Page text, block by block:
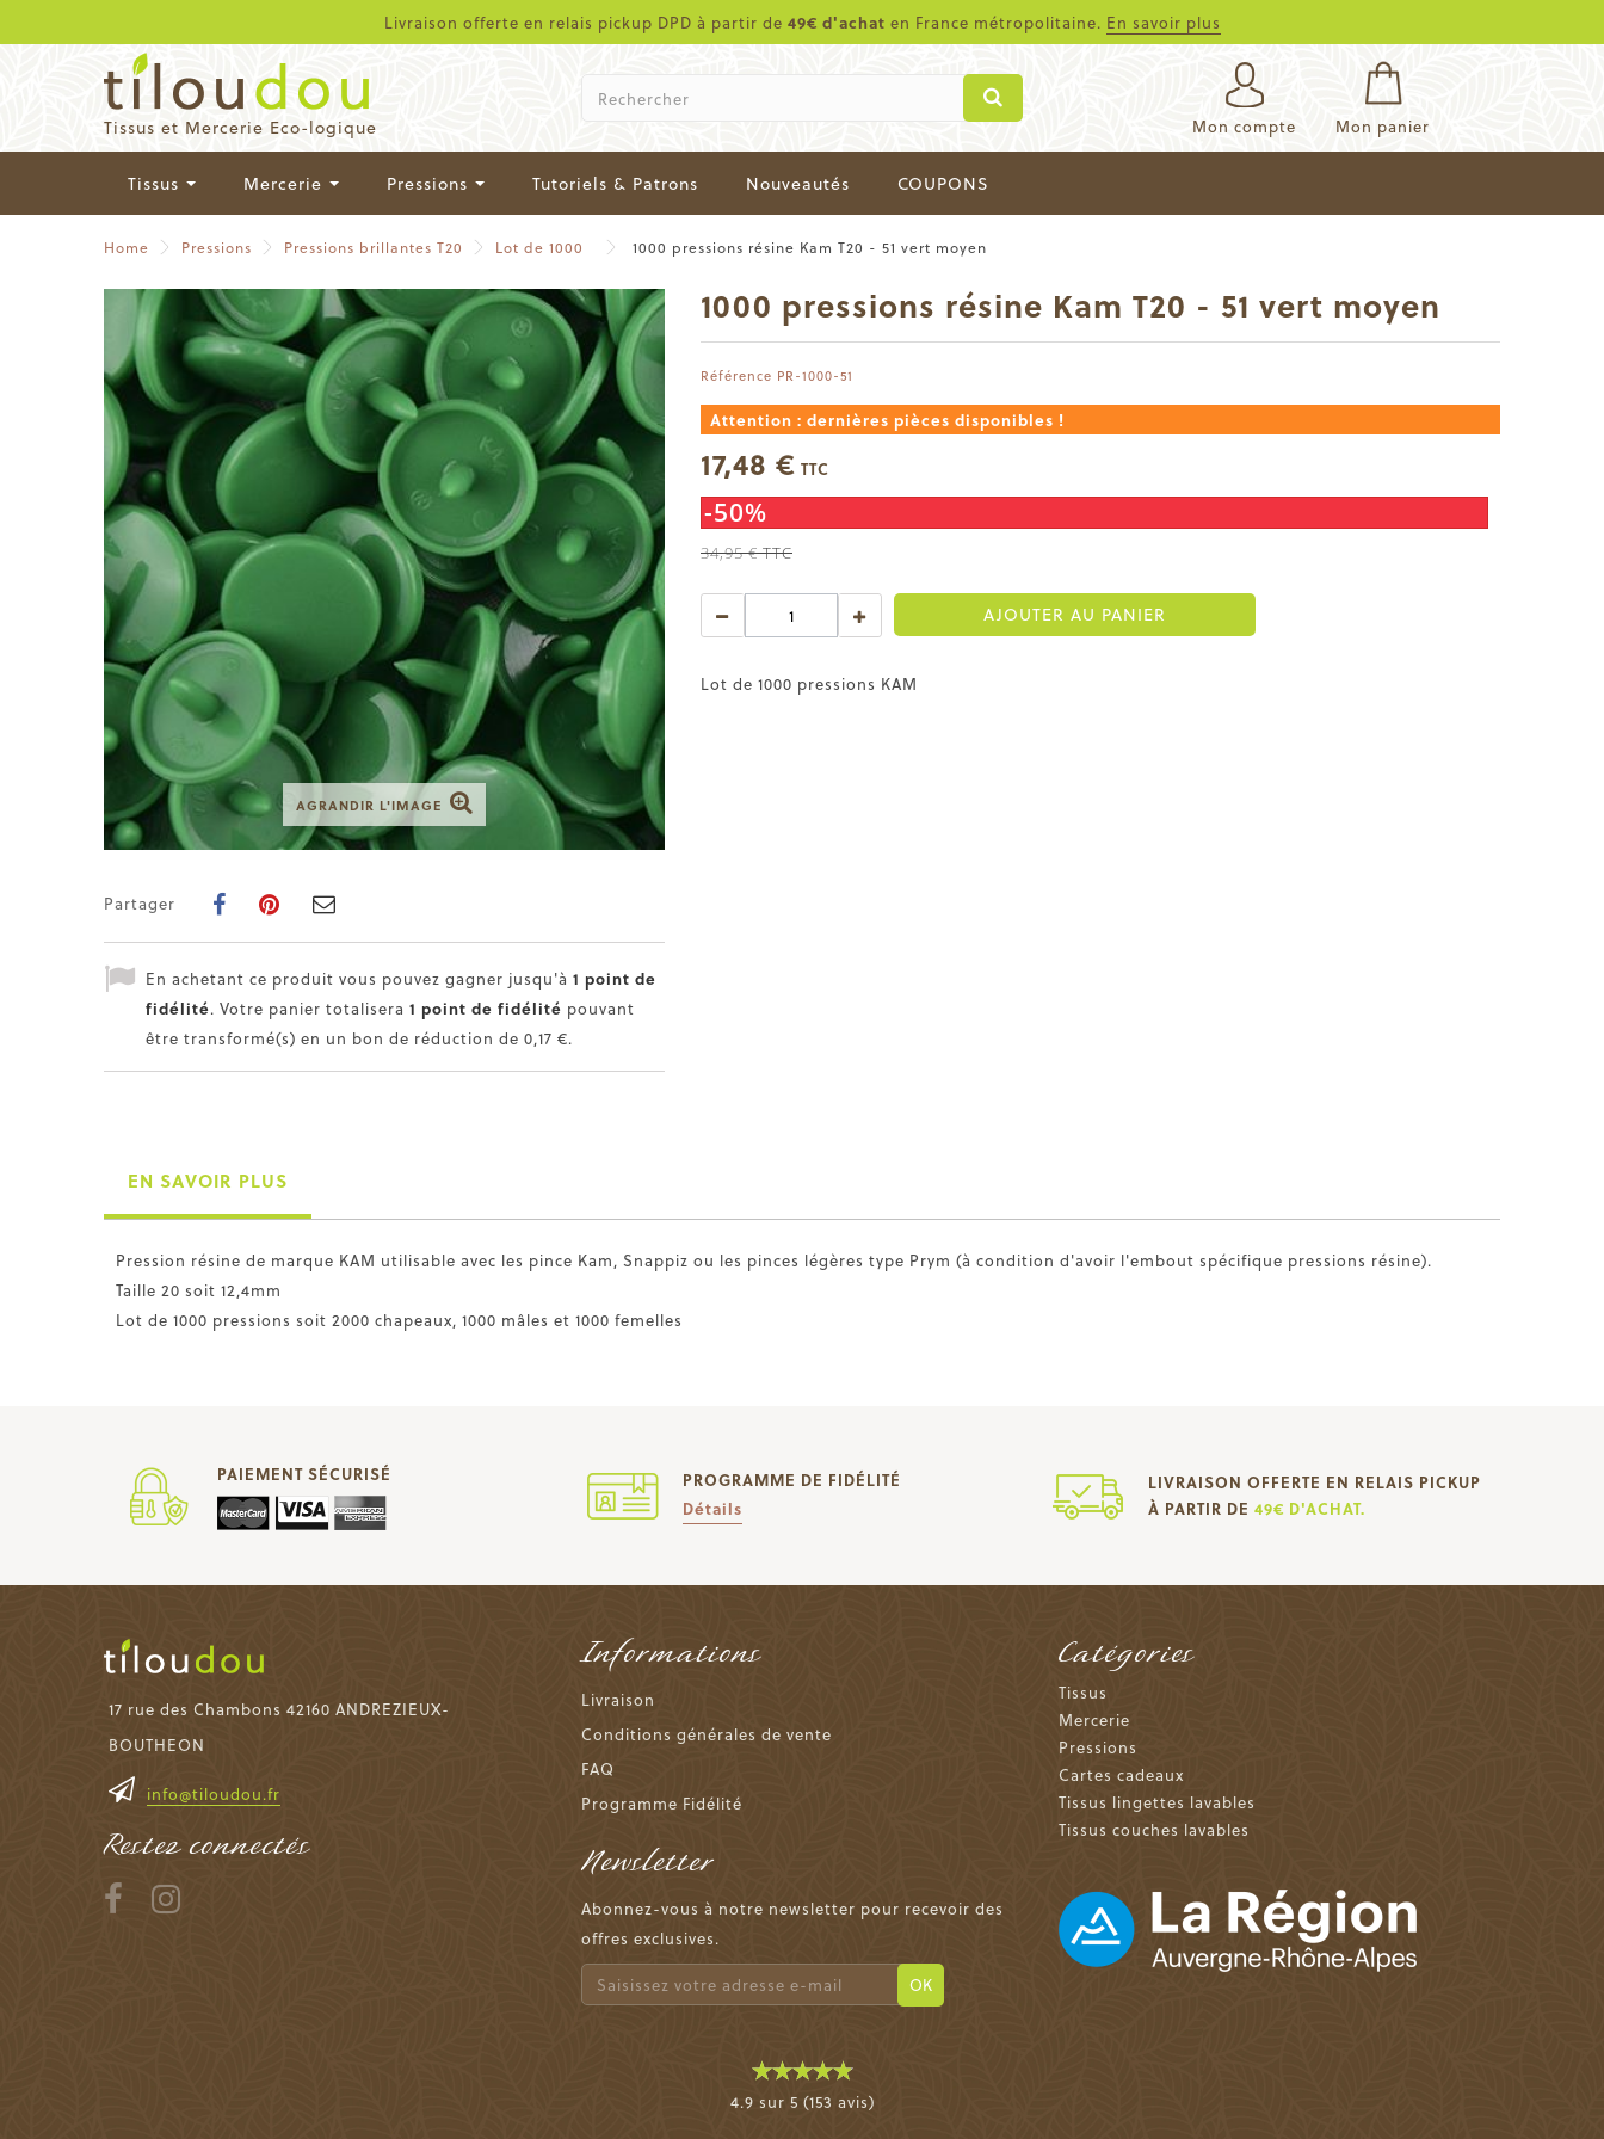
Livraison offerte en relais pickup DPD à partir de 49€ d'achat en France métropolitaine. En savoir plus
Tissus et Mercerie Eco-logique Mon panier
Mon compte
Tissus Mercerie Pressions Tutoriels & Patrons Nouveautés COUPONS
Home Pressions Pressions brillantes T20 Lot de 1000 1000 pressions résine Kam T20 - 51 vert moyen
AGRANDIR L'IMAGE
Partager
En achetant ce produit vous pouvez gagner jusqu'à 1 point de
fidélité. Votre panier totalisera 1 point de fidélité pouvant
être transformé(s) en un bon de réduction de 0,17 €.
1000 pressions résine Kam T20 - 51 vert moyen
Référence PR-1000-51
Attention : dernières pièces disponibles !
17,48 € TTC
-50%
34,95 €TTC
AJOUTER AU PANIER
Lot de 1000 pressions KAM
EN SAVOIR PLUS
Pression résine de marque KAM utilisable avec les pince Kam, Snappiz ou les pinces légères type Prym (à condition d'avoir l'embout spécifique pressions résine).
Taille 20 soit 12,4mm
Lot de 1000 pressions soit 2000 chapeaux, 1000 mâles et 1000 femelles
PAIEMENT SÉCURISÉ
PROGRAMME DE FIDÉLITÉ
Détails
LIVRAISON OFFERTE EN RELAIS PICKUP
À PARTIR DE 49€ D'ACHAT.
17 rue des Chambons 42160 ANDREZIEUX-
BOUTHEON
info@tiloudou.fr
Restez connectés
Informations
Livraison
Conditions générales de vente
FAQ
Programme Fidélité
Newsletter
Abonnez-vous à notre newsletter pour recevoir des
offres exclusives.
OK
Catégories
Tissus
Mercerie
Pressions
Cartes cadeaux
Tissus lingettes lavables
Tissus couches lavables
4.9 sur 5 (153 avis)